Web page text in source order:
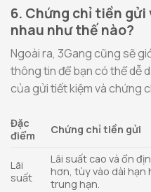
6. Chứng chỉ tiền
nhau như thế nào?
Ngoài ra, 3Gang cũng sẽ
thông tin để bạn có thể dễ
của gửi tiết kiệm và chứng
Đặc
điểm
Chứng chỉ tiền gửi
Lãi
suất
Lãi suất cao và ổn
hơn, tùy vào dài hạn
trung hạn.